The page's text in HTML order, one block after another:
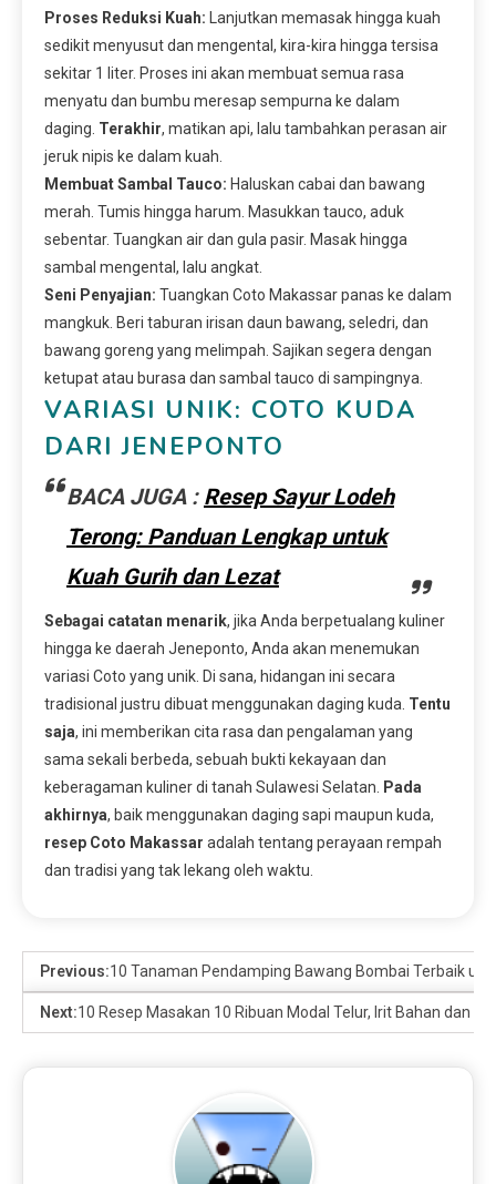
Proses Reduksi Kuah: Lanjutkan memasak hingga kuah
sedikit menyusut dan mengental, kira-kira hingga tersisa
sekitar 1 liter. Proses ini akan membuat semua rasa
menyatu dan bumbu meresap sempurna ke dalam
daging. Terakhir, matikan api, lalu tambahkan perasan air
jeruk nipis ke dalam kuah.
Membuat Sambal Tauco: Haluskan cabai dan bawang
merah. Tumis hingga harum. Masukkan tauco, aduk
sebentar. Tuangkan air dan gula pasir. Masak hingga
sambal mengental, lalu angkat.
Seni Penyajian: Tuangkan Coto Makassar panas ke dalam
mangkuk. Beri taburan irisan daun bawang, seledri, dan
bawang goreng yang melimpah. Sajikan segera dengan
ketupat atau burasa dan sambal tauco di sampingnya.
VARIASI UNIK: COTO KUDA
DARI JENEPONTO
BACA JUGA : Resep Sayur Lodeh
Terong: Panduan Lengkap untuk
Kuah Gurih dan Lezat
Sebagai catatan menarik, jika Anda berpetualang kuliner
hingga ke daerah Jeneponto, Anda akan menemukan
variasi Coto yang unik. Di sana, hidangan ini secara
tradisional justru dibuat menggunakan daging kuda. Tentu
saja, ini memberikan cita rasa dan pengalaman yang
sama sekali berbeda, sebuah bukti kekayaan dan
keberagaman kuliner di tanah Sulawesi Selatan.
Pada
akhirnya, baik menggunakan daging sapi maupun kuda,
resep Coto Makassar adalah tentang perayaan rempah
dan tradisi yang tak lekang oleh waktu.
Previous:10 Tanaman Pendamping Bawang Bombai Terbaik
Next:10 Resep Masakan 10 Ribuan Modal Telur, Irit Bahan dan